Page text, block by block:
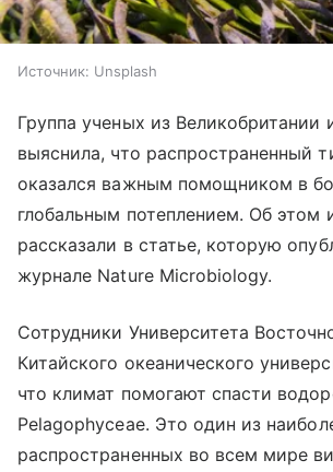
Источник: Unsplash
Группа ученых из Великобритании
выяснила, что распространенный
оказался важным помощником в
глобальным потеплением. Об этом
рассказали в статье, которую
журнале Nature Microbiology.
Сотрудники Университета
Китайского океанического
что климат помогают спасти
Pelagophyceae. Это один из
распространенных во всем мире